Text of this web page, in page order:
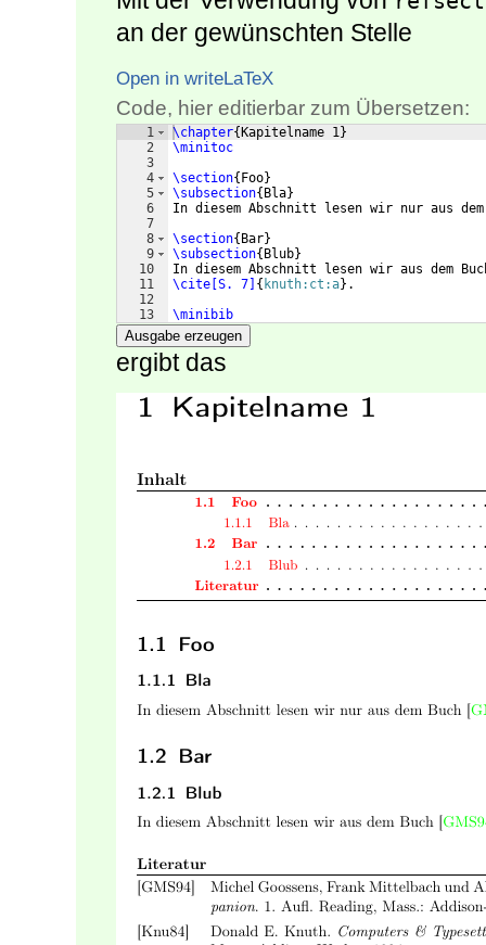
an der gewünschten Stelle
Open in writeLaTeX
Code, hier editierbar zum Übersetzen:
1
2
3
4
5
6
7
8
9
10
11
12
13
\chapter{ Kapitelname 1}
\minitoc
\section{ Foo}
\subsection{ Bla}
In diesem Abschnitt lesen wir nur aus
\section{ Bar}
\subsection{ Blub}
In diesem Abschnitt lesen wir aus dem
\cite[S. 7] { knuth:ct:a} .
\minibib
Ausgabe erzeugen
ergibt das